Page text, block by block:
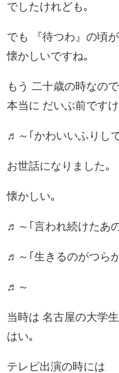
でしたけれども｡
でも 『待つわ』の頃が
懐かしいですね｡
もう 二十歳の時なので
本当に だいぶ前です
♬～｢かわいいふりし
お世話になりました｡
懐かしい｡
♬～｢言われ続けたあ
♬～｢生きるのがつら
♬～
当時は 名古屋の大学生
はい｡
テレビ出演の時には